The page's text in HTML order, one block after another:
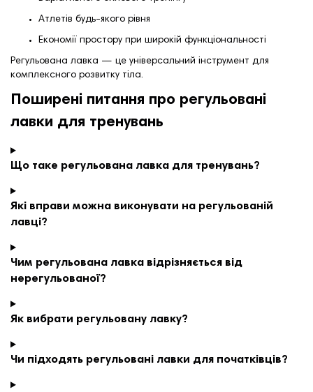
Атлетів будь-якого рівня
Економії простору при широкій функціональності
Регульована лавка — це універсальний інструмент для
комплексного розвитку тіла.
Поширені питання про регульовані
лавки для тренувань
Що таке регульована лавка для тренувань?
Які вправи можна виконувати на регульованій
лавці?
Чим регульована лавка відрізняється від
нерегульованої?
Як вибрати регульовану лавку?
Чи підходять регульовані лавки для початківців?